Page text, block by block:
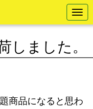
N
a
v
a
t
しました。
商品になると思わ